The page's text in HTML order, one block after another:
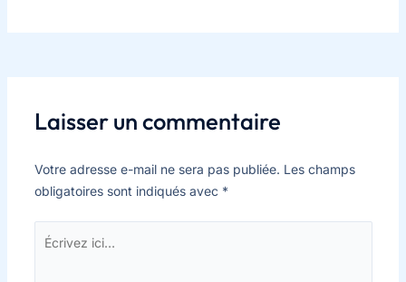
Laisser un commentaire
Votre adresse e-mail ne sera pas publiée. Les champs
obligatoires sont indiqués avec *
ici…